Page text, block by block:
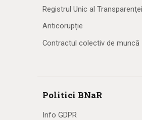
Registrul Unic al
Anticorupție
Contractul colectiv de muncă
Politici BNaR
Info GDPR